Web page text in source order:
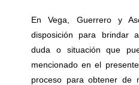
En Vega, Guerrero y
disposición para brindar
duda o situación que
mencionado en el
proceso para obtener de